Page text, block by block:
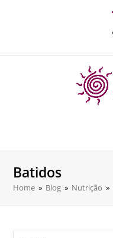
Batidos
Home » Blog » Nutrição »